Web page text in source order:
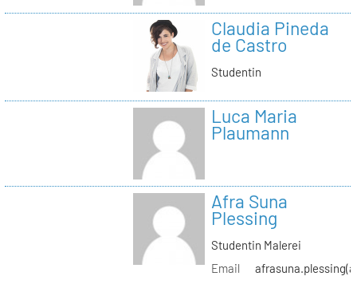
Claudia Pineda
de Castro
Studentin
Luca Maria
Plaumann
Afra Suna
Plessing
Studentin Malerei
Email